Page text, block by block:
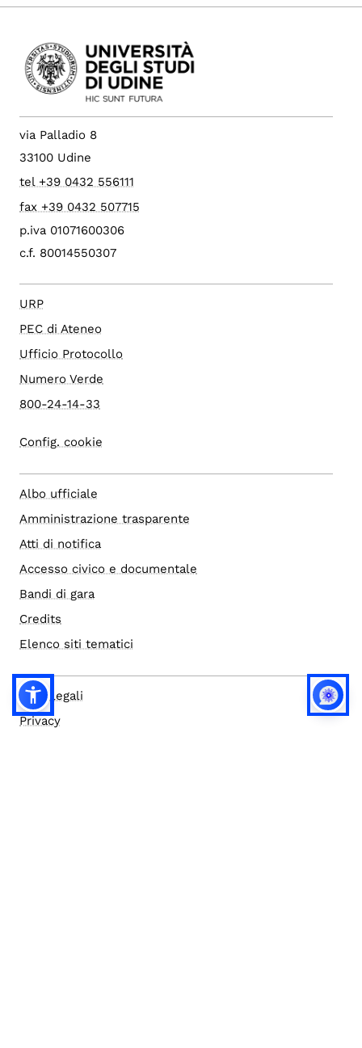
via Palladio 8
33100 Udine
tel +39 0432 556111
fax +39 0432 507715
p.iva 01071600306
c.f. 80014550307
URP
PEC di Ateneo
Ufficio Protocollo
Numero Verde
800-24-14-33
Config. cookie
Albo ufficiale
Amministrazione trasparente
Atti di notifica
Accesso civico e documentale
Bandi di gara
Credits
Elenco siti tematici
Note legali
Privacy